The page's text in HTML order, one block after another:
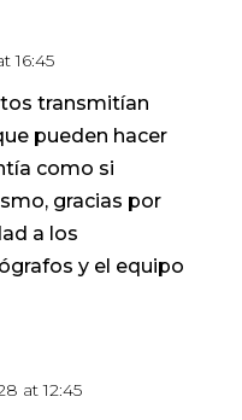
16:45
transmitían
pueden hacer
como si
gracias por
a los
y el equipo
at 12:45